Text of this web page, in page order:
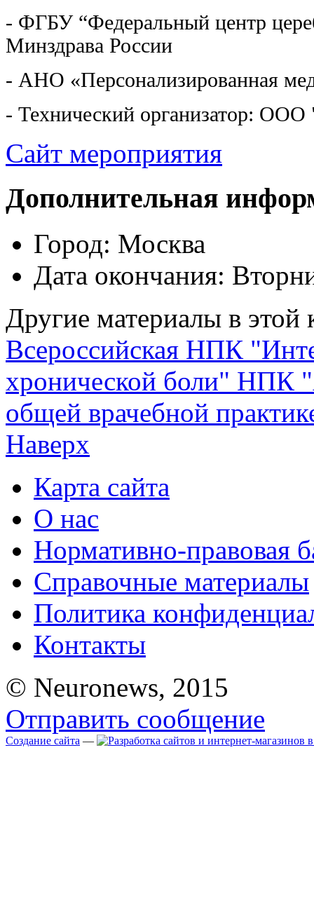
- ФГБУ “Федеральный центр
Минздрава России
- АНО «Персонализированная
- Технический организатор: ООО
Сайт мероприятия
Дополнительная
Город: Москва
Дата окончания:
Другие материалы в этой
Всероссийская НПК
хронической боли" НПК
общей врачебной
Наверх
Карта сайта
О нас
Нормативно-правовая
Справочные материалы
Политика
Контакты
© Neuronews, 2015
Отправить сообщение
Создание сайта —